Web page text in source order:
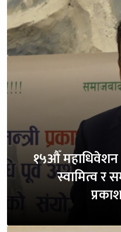
१५औँ महाधिवेशन
स्वामित्व र